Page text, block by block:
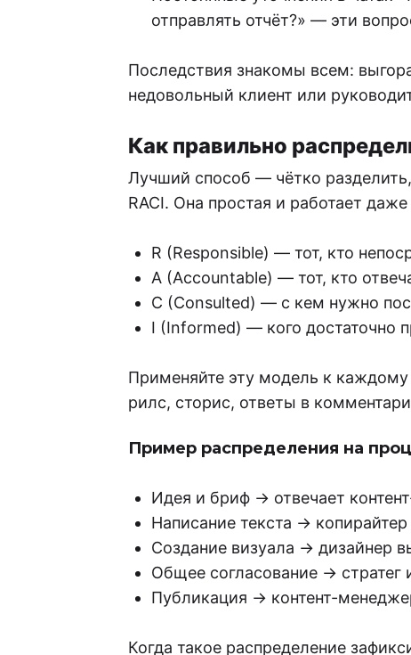
отправлять отчёт?» — эти
Последствия знакомы всем:
недовольный клиент или
Как правильно
Лучший способ — чётко
RACI. Она простая и работает
R (Responsible) — тот, кто
A (Accountable) — тот, кто
C (Consulted) — с кем нужно
I (Informed) — кого достаточно
Применяйте эту модель к
рилс, сторис, ответы в
Пример распределения на
Идея и бриф → отвечает
Написание текста →
Создание визуала → дизайнер
Общее согласование → стратег
Публикация → контент-
Когда такое распределение